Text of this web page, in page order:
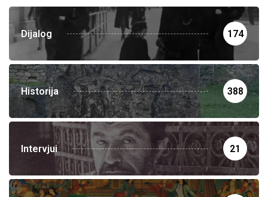
Dijalog 174
Historija 388
Intervjui 21